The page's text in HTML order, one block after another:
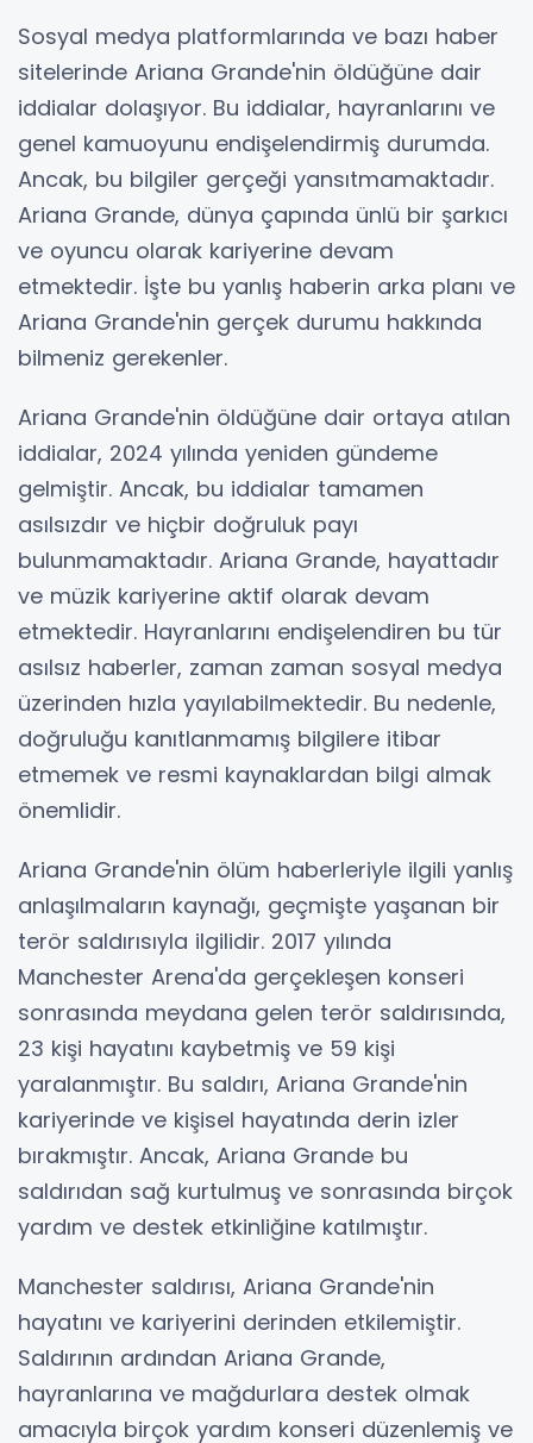
Sosyal medya platformlarında ve bazı haber
sitelerinde Ariana Grande'nin öldüğüne dair
iddialar dolaşıyor. Bu iddialar, hayranlarını ve
genel kamuoyunu endişelendirmiş durumda.
Ancak, bu bilgiler gerçeği yansıtmamaktadır.
Ariana Grande, dünya çapında ünlü bir şarkıcı
ve oyuncu olarak kariyerine devam
etmektedir. İşte bu yanlış haberin arka planı ve
Ariana Grande'nin gerçek durumu hakkında
bilmeniz gerekenler.
Ariana Grande'nin öldüğüne dair ortaya atılan
iddialar, 2024 yılında yeniden gündeme
gelmiştir. Ancak, bu iddialar tamamen
asılsızdır ve hiçbir doğruluk payı
bulunmamaktadır. Ariana Grande, hayattadır
ve müzik kariyerine aktif olarak devam
etmektedir. Hayranlarını endişelendiren bu tür
asılsız haberler, zaman zaman sosyal medya
üzerinden hızla yayılabilmektedir. Bu nedenle,
doğruluğu kanıtlanmamış bilgilere itibar
etmemek ve resmi kaynaklardan bilgi almak
önemlidir.
Ariana Grande'nin ölüm haberleriyle ilgili yanlış
anlaşılmaların kaynağı, geçmişte yaşanan bir
terör saldırısıyla ilgilidir. 2017 yılında
Manchester Arena'da gerçekleşen konseri
sonrasında meydana gelen terör saldırısında,
23 kişi hayatını kaybetmiş ve 59 kişi
yaralanmıştır. Bu saldırı, Ariana Grande'nin
kariyerinde ve kişisel hayatında derin izler
bırakmıştır. Ancak, Ariana Grande bu
saldırıdan sağ kurtulmuş ve sonrasında birçok
yardım ve destek etkinliğine katılmıştır.
Manchester saldırısı, Ariana Grande'nin
hayatını ve kariyerini derinden etkilemiştir.
Saldırının ardından Ariana Grande,
hayranlarına ve mağdurlara destek olmak
amacıyla birçok yardım konseri düzenlemiş ve